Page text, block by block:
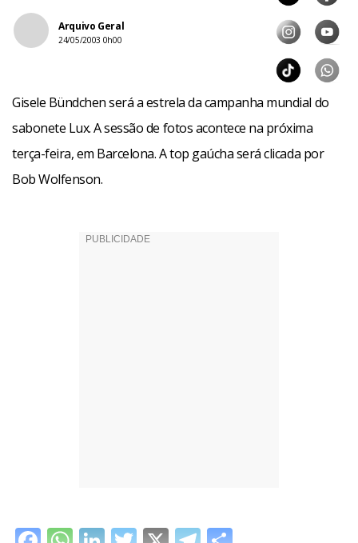
Arquivo Geral
24/05/2003 0h00
Gisele Bündchen será a estrela da campanha mundial do
sabonete Lux. A sessão de fotos acontece na próxima
terça-feira, em Barcelona. A top gaúcha será clicada por
Bob Wolfenson.